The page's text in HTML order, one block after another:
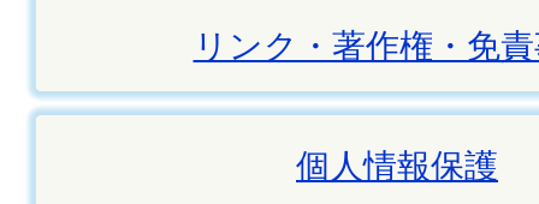
リンク・著作権・免
個人情報保護